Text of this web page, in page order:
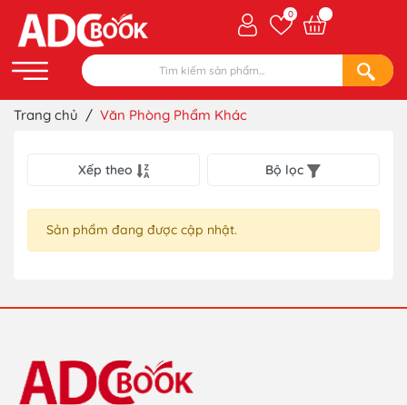
0
Trang chủ / Văn Phòng Phẩm Khác
Xếp theo Bộ lọc
Sản phẩm đang được cập nhật.